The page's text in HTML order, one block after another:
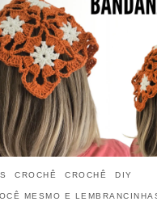
CROCHÊ CROCHÊ DIY
MESMO E